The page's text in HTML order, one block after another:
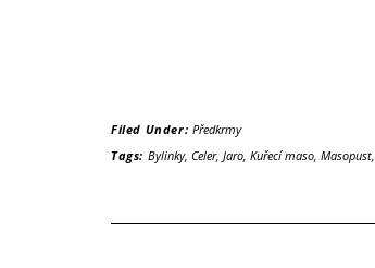
Filed Under: Předkrmy
Tags: Bylinky, Celer, Jaro, Kuřecí maso, Masopust,